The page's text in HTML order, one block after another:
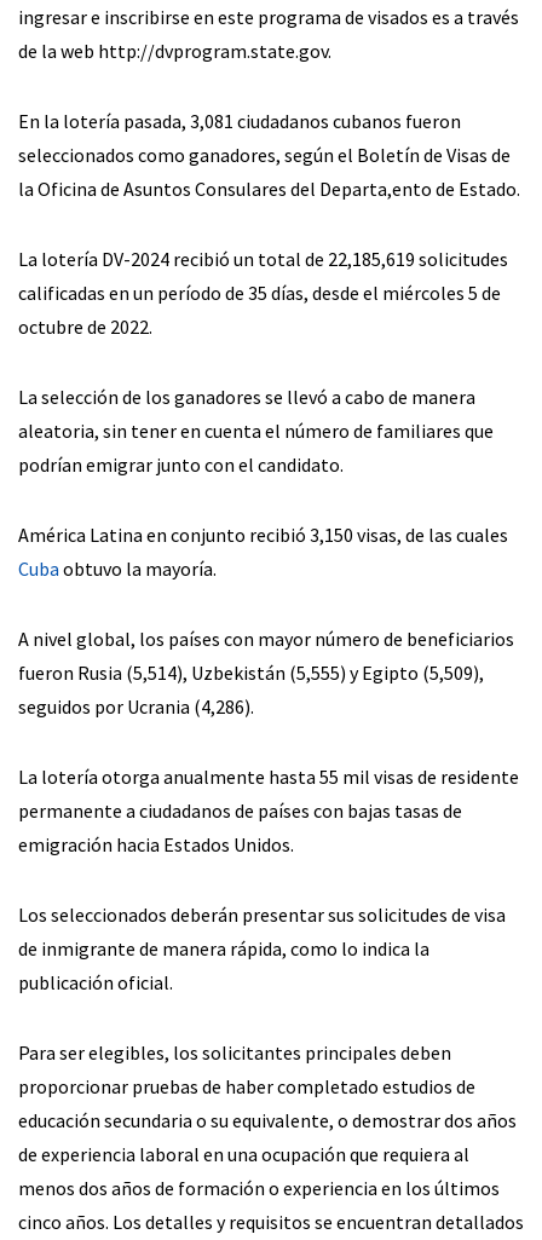
ingresar e inscribirse en este programa de visados es a través
de la web http://dvprogram.state.gov.
En la lotería pasada, 3,081 ciudadanos cubanos fueron
seleccionados como ganadores, según el Boletín de Visas de
la Oficina de Asuntos Consulares del Departa,ento de Estado.
La lotería DV-2024 recibió un total de 22,185,619 solicitudes
calificadas en un período de 35 días, desde el miércoles 5 de
octubre de 2022.
La selección de los ganadores se llevó a cabo de manera
aleatoria, sin tener en cuenta el número de familiares que
podrían emigrar junto con el candidato.
América Latina en conjunto recibió 3,150 visas, de las cuales
Cuba obtuvo la mayoría.
A nivel global, los países con mayor número de beneficiarios
fueron Rusia (5,514), Uzbekistán (5,555) y Egipto (5,509),
seguidos por Ucrania (4,286).
La lotería otorga anualmente hasta 55 mil visas de residente
permanente a ciudadanos de países con bajas tasas de
emigración hacia Estados Unidos.
Los seleccionados deberán presentar sus solicitudes de visa
de inmigrante de manera rápida, como lo indica la
publicación oficial.
Para ser elegibles, los solicitantes principales deben
proporcionar pruebas de haber completado estudios de
educación secundaria o su equivalente, o demostrar dos años
de experiencia laboral en una ocupación que requiera al
menos dos años de formación o experiencia en los últimos
cinco años. Los detalles y requisitos se encuentran detallados